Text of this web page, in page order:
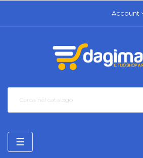
Account
navigazione
Toggle
☰